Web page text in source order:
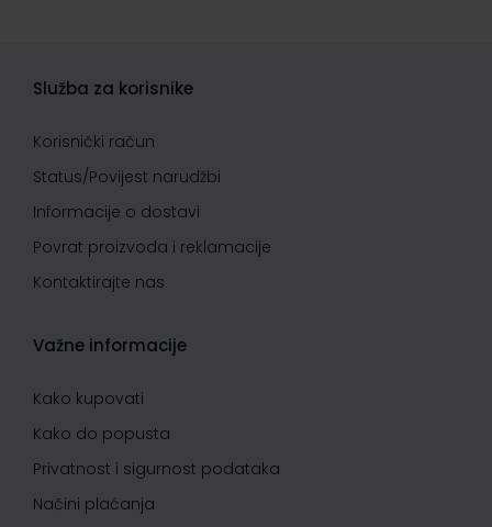
Služba za korisnike
Korisnički račun
Status/Povijest narudžbi
Informacije o dostavi
Povrat proizvoda i reklamacije
Kontaktirajte nas
Važne informacije
Kako kupovati
Kako do popusta
Privatnost i sigurnost podataka
Načini plaćanja